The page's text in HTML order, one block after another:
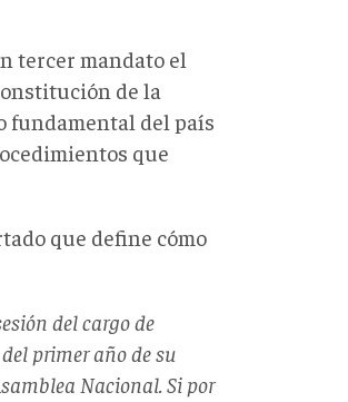
tercer mandato el
de la
fundamental del país
que
que define cómo
del cargo de
primer año de su
Nacional. Si por